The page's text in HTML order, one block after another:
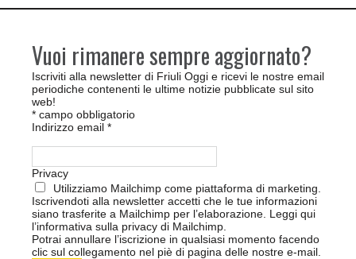
Vuoi rimanere sempre aggiornato?
Iscriviti alla newsletter di Friuli Oggi e ricevi le nostre email
periodiche contenenti le ultime notizie pubblicate sul sito
web!
* campo obbligatorio
Indirizzo email *
Privacy
Utilizziamo Mailchimp come piattaforma di marketing.
Iscrivendoti alla newsletter accetti che le tue informazioni
siano trasferite a Mailchimp per l’elaborazione. Leggi qui
l’informativa sulla privacy di Mailchimp
Potrai annullare l’iscrizione in qualsiasi momento facendo
clic sul collegamento nel piè di pagina delle nostre e-mail.